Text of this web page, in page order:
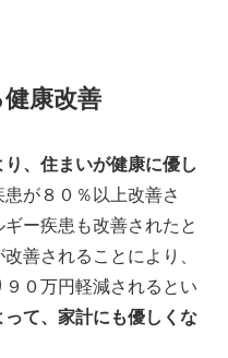
康改善
、住まいが健康に優し
が８０％以上改善さ
ー疾患も改善されたと
善されることにより、
０万円軽減されるとい
って、家計にも優しくな